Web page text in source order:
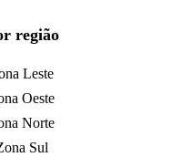
região
Leste
Oeste
Norte
Sul